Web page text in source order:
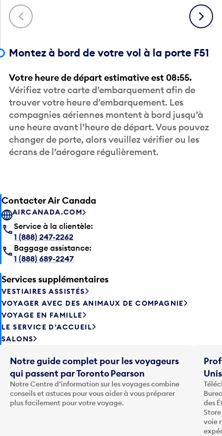
Précédent Suivant
Montez à bord de votre vol à la porte F51
Votre heure de départ estimative est 08:55.
Vérifiez votre carte d’embarquement afin de
trouver votre heure d’embarquement. Les
compagnies aériennes montent à bord jusqu’à
une heure avant l’heure de départ. Vous pouvez
changer de porte, alors veuillez vérifier ou les
écrans de l’aérogare régulièrement.
Contacter Air Canada
AIRCANADA.COM
Service à la clientèle:
1 (888) 247-2262
Baggage assistance:
1 (888) 689-2247
Services supplémentaires
VESTIAIRES ASSISTÉS
VOYAGER AVEC DES ANIMAUX DE COMPAGNIE
VOYAGE EN FAMILLE
LE SERVICE D’ACCUEIL
SALONS
Notre guide complet pour les voyageurs
qui passent par Toronto Pearson
Notre Centre d’information sur les voyages combine
conseils et astuces pour vous aider à vous préparer
plus facilement pour votre voyage.
des
voie